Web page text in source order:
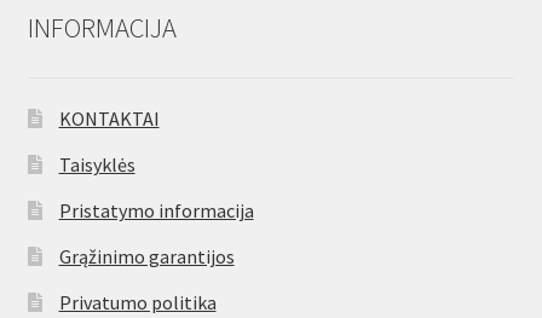
INFORMACIJA
KONTAKTAI
Taisyklės
Pristatymo informacija
Grąžinimo garantijos
Privatumo politika